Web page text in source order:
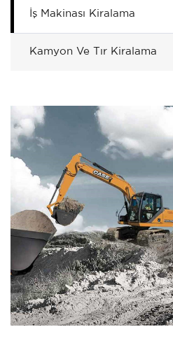
İş Makinası Kiralama
Kamyon Ve Tır Kiralama